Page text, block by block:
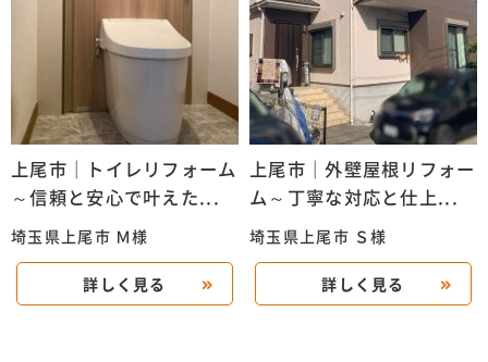
上尾市｜トイレリフォーム
～信頼と安心で叶えた...
埼玉県上尾市 Ｍ様
詳しく見る
上尾市｜外壁屋根リフォー
ム～丁寧な対応と仕上...
埼玉県上尾市 Ｓ様
詳しく見る